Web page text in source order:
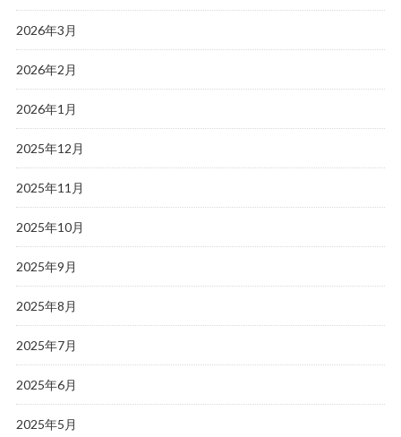
2026年3月
2026年2月
2026年1月
2025年12月
2025年11月
2025年10月
2025年9月
2025年8月
2025年7月
2025年6月
2025年5月